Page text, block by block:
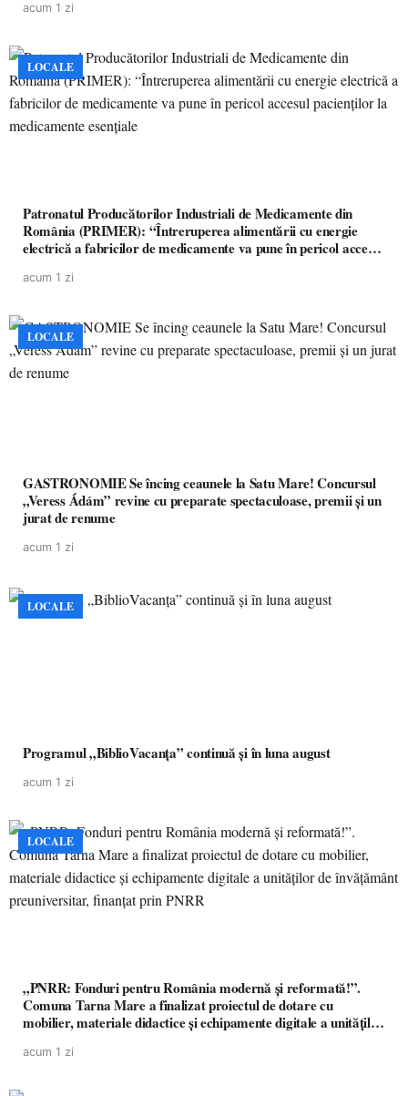
acum 1 zi
LOCALE
Patronatul Producătorilor Industriali de Medicamente din
România (PRIMER): “Întreruperea alimentării cu energie
electrică a fabricilor de medicamente va pune în pericol accesul
acum 1 zi
LOCALE
GASTRONOMIE Se încing ceaunele la Satu Mare! Concursul
„Veress Ádám” revine cu preparate spectaculoase, premii și un
jurat de renume
acum 1 zi
LOCALE
Programul „BiblioVacanța” continuă și în luna august
acum 1 zi
LOCALE
„PNRR: Fonduri pentru România modernă și reformată!”.
Comuna Tarna Mare a finalizat proiectul de dotare cu
mobilier, materiale didactice și echipamente digitale a unităților
acum 1 zi